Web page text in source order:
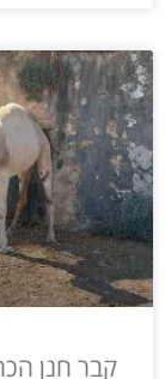
קבר חנן